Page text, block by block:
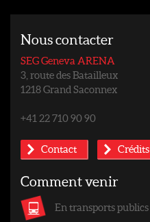
Nous contacter
SEG Geneva ARENA
3, route des Batailleux
1218 Grand Saconnex
+41 22 710 90 90
Contact Crédits
Comment venir
En transports publics